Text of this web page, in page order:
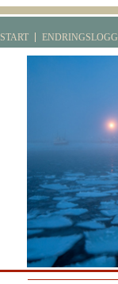
START ENDRINGSLOGG